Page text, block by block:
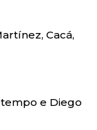
Cacá,
tempo e Diego